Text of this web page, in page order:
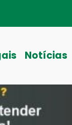
Notícias